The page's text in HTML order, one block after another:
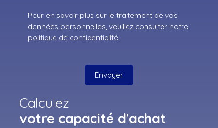
Pour en savoir plus sur le traitement de vos
données personnelles, veuillez consulter notre
politique de confidentialité.
Envoyer
Calculez
votre capacité d'achat